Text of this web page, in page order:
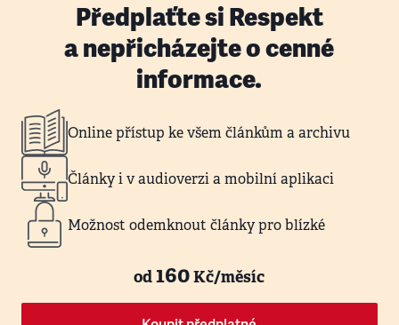
Předplaťte si Respekt
a nepřicházejte o cenné
informace.
Online přístup ke všem článkům a archivu
Články i v audioverzi a mobilní aplikaci
Možnost odemknout články pro blízké
od160Kč/měsíc